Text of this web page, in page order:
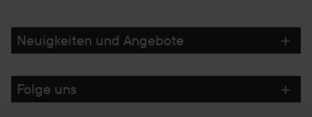
Neuigkeiten und Angebote
Folge uns